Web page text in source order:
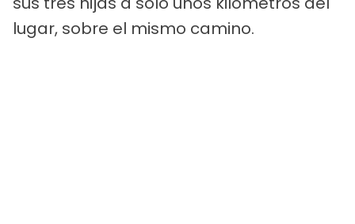
lugar, sobre el mismo camino.